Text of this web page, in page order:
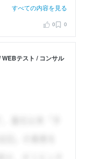
すべての内容を見る
0 0
テスト / コンサル